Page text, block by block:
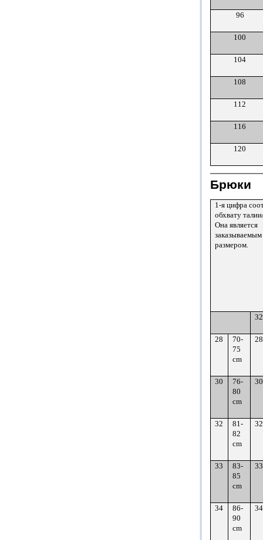
96
100
104
108
112
116
120
Брюки
1-я цифра
обхвату
Она является
заказываемым
размером.
28
70-
75
cm
30
76-
80
cm
32
81-
82
cm
33
83-
85
cm
34
86-
90
cm